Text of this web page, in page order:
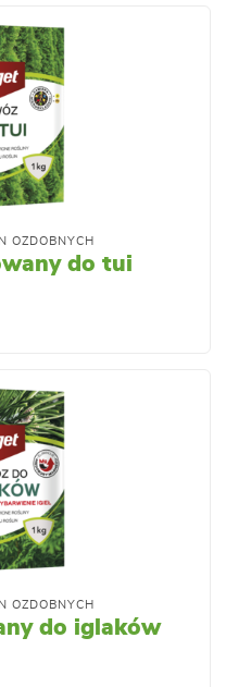
OZDOBNYCH
do tui
OZDOBNYCH
do iglaków